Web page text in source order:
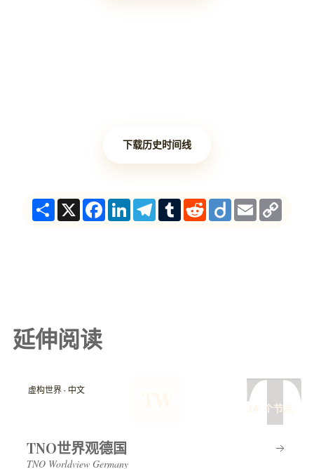
下载历史时间线
ShareX Facebook
LinkedInTelegram
TumblrRedditDiigoEmail
延伸阅读
T
虚构世界 · 中文
14 个节点
TNO世界观德国
TNO Worldview Germany